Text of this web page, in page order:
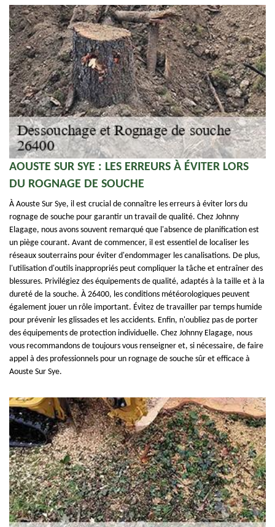
AOUSTE SUR SYE : LES ERREURS À ÉVITER LORS
DU ROGNAGE DE SOUCHE
À Aouste Sur Sye, il est crucial de connaître les erreurs à éviter lors du
rognage de souche pour garantir un travail de qualité. Chez Johnny
Elagage, nous avons souvent remarqué que l'absence de planification est
un piège courant. Avant de commencer, il est essentiel de localiser les
réseaux souterrains pour éviter d'endommager les canalisations. De plus,
l'utilisation d'outils inappropriés peut compliquer la tâche et entraîner des
blessures. Privilégiez des équipements de qualité, adaptés à la taille et à la
dureté de la souche. À 26400, les conditions météorologiques peuvent
également jouer un rôle important. Évitez de travailler par temps humide
pour prévenir les glissades et les accidents. Enfin, n'oubliez pas de porter
des équipements de protection individuelle. Chez Johnny Elagage, nous
vous recommandons de toujours vous renseigner et, si nécessaire, de faire
appel à des professionnels pour un rognage de souche sûr et efficace à
Aouste Sur Sye.